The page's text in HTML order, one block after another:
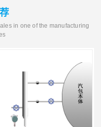
in one of the manufacturing